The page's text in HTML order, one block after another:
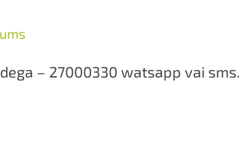
– 27000330 watsapp vai sms.